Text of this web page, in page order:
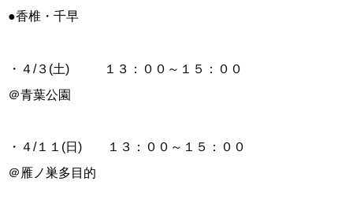
●香椎・千早
・４/３(土) １３：００～１５：００
＠青葉公園
・４/１１(日) １３：００～１５：００
＠雁ノ巣多目的